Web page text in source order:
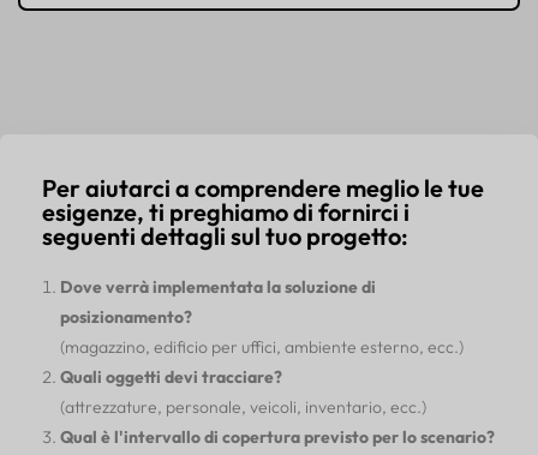
Per aiutarci a comprendere meglio le tue
esigenze, ti preghiamo di fornirci i
seguenti dettagli sul tuo progetto:
Dove verrà implementata la soluzione di
posizionamento?
(magazzino, edificio per uffici, ambiente esterno, ecc.)
Quali oggetti devi tracciare?
(attrezzature, personale, veicoli, inventario, ecc.)
Qual è l'intervallo di copertura previsto per lo scenario?